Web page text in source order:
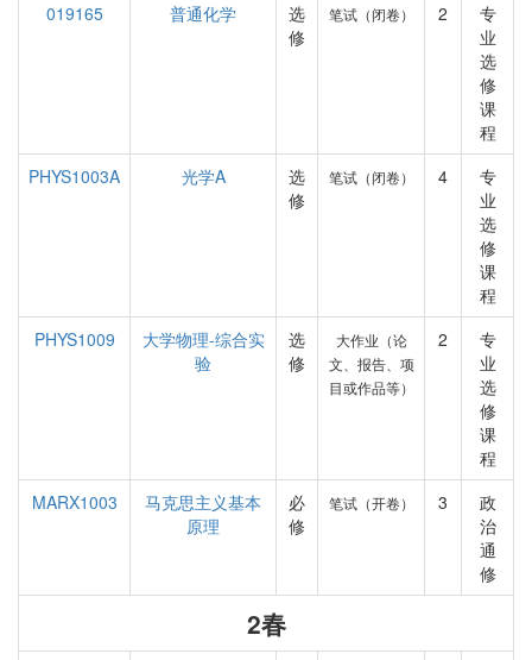
019165
普通化学
选
修
笔试（闭卷） 2
专
业
选
修
课
程
PHYS1003A
光学A
选
修
笔试（闭卷） 4
专
业
选
修
课
程
PHYS1009
大学物理-综合实
验
选
修
大作业（论
文、报告、项
目或作品等）
2
专
业
选
修
课
程
MARX1003
马克思主义基本
原理
必
修
笔试（开卷） 3
政
治
通
修
2春